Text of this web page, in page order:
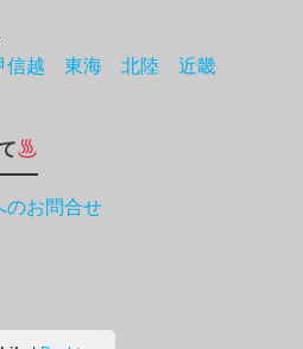
信越 東海 北陸
近畿
お問合せ